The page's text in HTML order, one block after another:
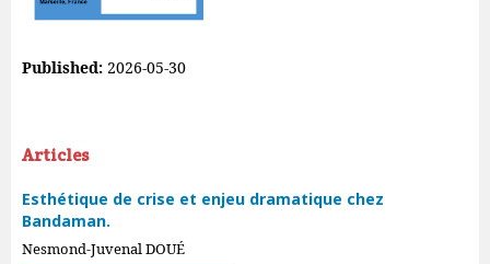
Published: 2026-05-30
Articles
Esthétique de crise et enjeu dramatique chez
Bandaman.
Nesmond-Juvenal DOUÉ